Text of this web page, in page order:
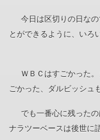
今日は区切りの日な
とができるように、いろ
ＷＢＣはすごかった
ごかった、ダルビッシュ
でも一番心に残った
ナラツーベースは後世に